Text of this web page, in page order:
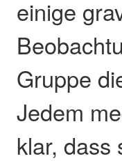
einige
Gruppe
Jedem
klar, dass